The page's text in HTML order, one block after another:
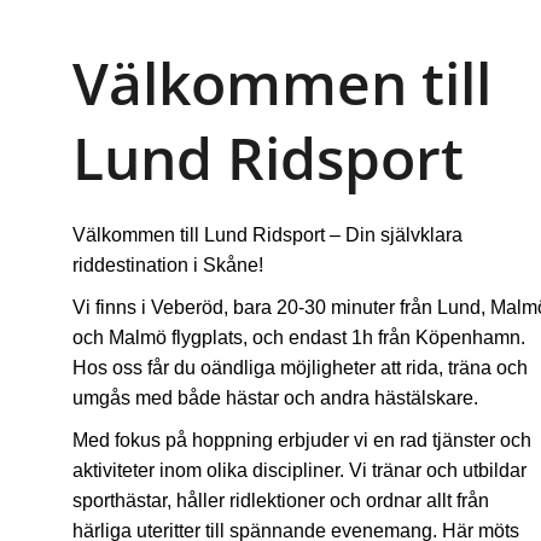
Välkommen till
Lund Ridsport
Välkommen till Lund Ridsport – Din självklara
riddestination i Skåne!
Vi finns i Veberöd, bara 20-30 minuter från Lund,
och Malmö flygplats, och endast 1h från Köpenhamn.
Hos oss får du oändliga möjligheter att rida, träna och
umgås med både hästar och andra hästälskare.
Med fokus på hoppning erbjuder vi en rad tjänster och
aktiviteter inom olika discipliner. Vi tränar och utbildar
sporthästar, håller ridlektioner och ordnar allt från
härliga uteritter till spännande evenemang. Här möts